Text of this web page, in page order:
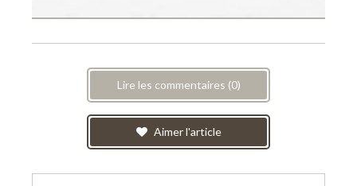
Lire les commentaires (0)
Aimer l'article